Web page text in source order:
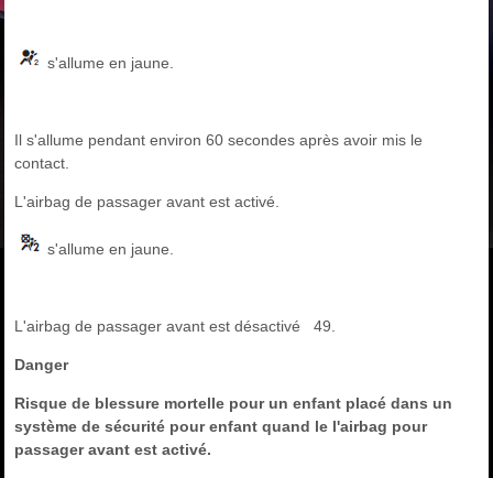
s'allume en jaune.
Il s'allume pendant environ 60 secondes après avoir mis le
contact.
L'airbag de passager avant est activé.
s'allume en jaune.
L'airbag de passager avant est désactivé 49.
Danger
Risque de blessure mortelle pour un enfant placé dans un
système de sécurité pour enfant quand le l'airbag pour
passager avant est activé.